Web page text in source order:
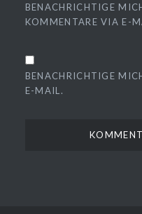
BENACHRICHTIGE
KOMMENTARE VIA E-
BENACHRICHTIGE
E-MAIL.